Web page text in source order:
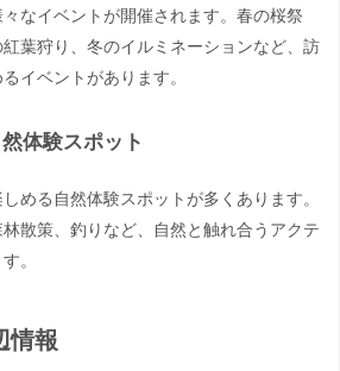
なイベントが開催されます。春の桜祭
葉狩り、冬のイルミネーションなど、訪
イベントがあります。
体験スポット
める自然体験スポットが多くあります。
散策、釣りなど、自然と触れ合うアクテ
。
情報